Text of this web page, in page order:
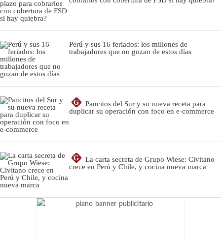
Perú y sus 16 feriados: los millones de
trabajadores que no gozan de estos días
G
Pancitos del Sur y su nueva receta para
duplicar su operación con foco en e-commerce
G
La carta secreta de Grupo Wiese: Civitano
crece en Perú y Chile, y cocina nueva marca